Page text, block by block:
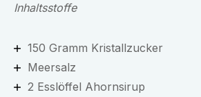
Inhaltsstoffe
150 Gramm Kristallzucker
Meersalz
2 Esslöffel Ahornsirup